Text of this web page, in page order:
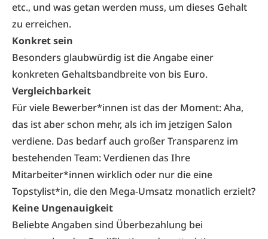
etc., und was getan werden muss, um dieses Gehalt
zu erreichen.
Konkret sein
Besonders glaubwürdig ist die Angabe einer
konkreten Gehaltsbandbreite von bis Euro.
Vergleichbarkeit
Für viele Bewerber*innen ist das der Moment: Aha,
das ist aber schon mehr, als ich im jetzigen Salon
verdiene. Das bedarf auch großer Transparenz im
bestehenden Team: Verdienen das Ihre
Mitarbeiter*innen wirklich oder nur die eine
Topstylist*in, die den Mega-Umsatz monatlich erzielt?
Keine Ungenauigkeit
Beliebte Angaben sind Überbezahlung bei